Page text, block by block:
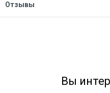
Отзывы
Вы